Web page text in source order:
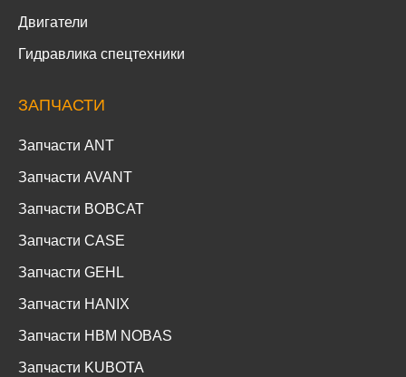
Двигатели
Гидравлика спецтехники
ЗАПЧАСТИ
Запчасти ANT
Запчасти AVANT
Запчасти BOBCAT
Запчасти CASE
Запчасти GEHL
Запчасти HANIX
Запчасти HBM NOBAS
Запчасти KUBOTA